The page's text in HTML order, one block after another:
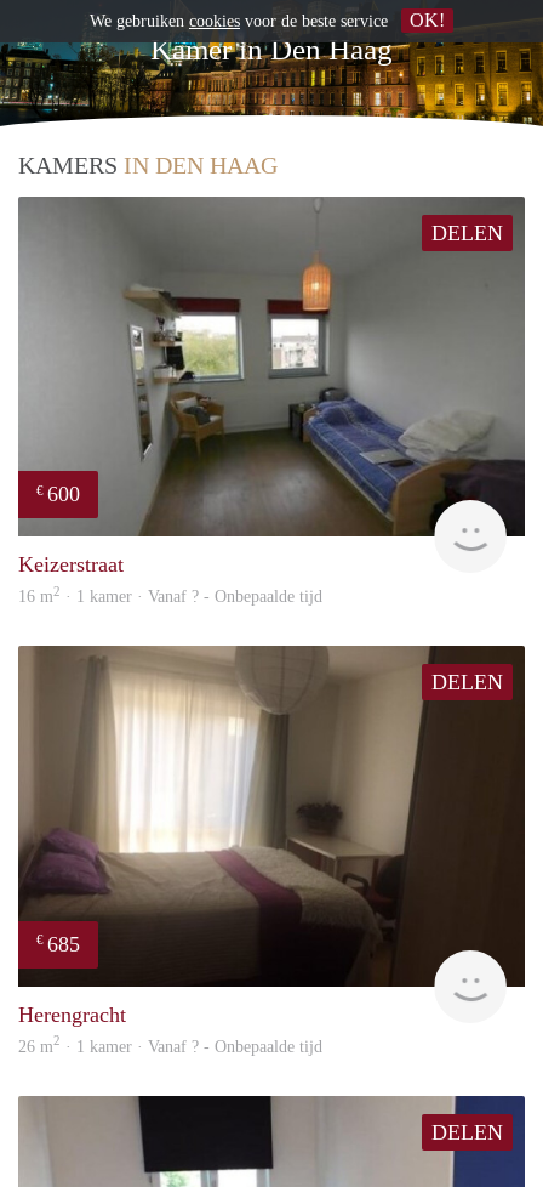
Kamer in Den Haag
KAMERS IN DEN HAAG
DELEN
€ 600
Keizerstraat
16 m2 · 1 kamer · Vanaf ? - Onbepaalde tijd
DELEN
€ 685
Herengracht
26 m2 · 1 kamer · Vanaf ? - Onbepaalde tijd
DELEN
We gebruiken cookies voor de beste service OK!